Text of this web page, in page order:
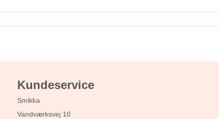
Kundeservice
Smikka
Vandværksvej 10